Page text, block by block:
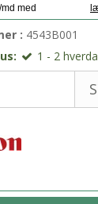
: 4543B001
1 - 2